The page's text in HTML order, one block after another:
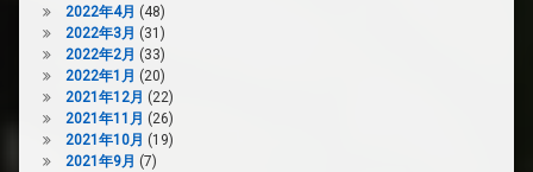
2022年4月 (48)
2022年3月 (31)
2022年2月 (33)
2022年1月 (20)
2021年12月 (22)
2021年11月 (26)
2021年10月 (19)
2021年9月 (7)